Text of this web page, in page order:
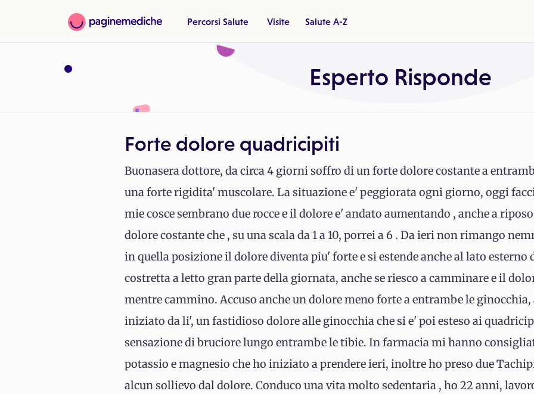
Percorsi Salute Visite Salute A-Z
Esperto Risponde
Forte dolore quadricipiti
Buonasera dottore, da circa 4 giorni soffro di un forte dolore costante a
una forte rigidita' muscolare. La situazione e' peggiorata ogni giorno, oggi
mie cosce sembrano due rocce e il dolore e' andato aumentando , anche a
dolore costante che , su una scala da 1 a 10, porrei a 6 . Da ieri non rimango
in quella posizione il dolore diventa piu' forte e si estende anche al lato esterno
costretta a letto gran parte della giornata, anche se riesco a camminare e il
mentre cammino. Accuso anche un dolore meno forte a entrambe le
iniziato da li', un fastidioso dolore alle ginocchia che si e' poi esteso ai
sensazione di bruciore lungo entrambe le tibie. In farmacia mi hanno
potassio e magnesio che ho iniziato a prendere ieri, inoltre ho preso due
alcun sollievo dal dolore. Conduco una vita molto sedentaria , ho 22 anni,